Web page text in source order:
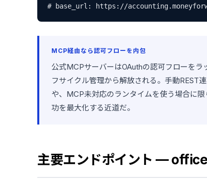
# base_url: https://
MCP経由なら認可フローを内包
公式MCPサーバーはOAuthの認可フローを
フサイクル管理から解放される。手動REST
や、MCP未対応のランタイムを使う場合に
功を最大化する近道だ。
主要エンドポイント —